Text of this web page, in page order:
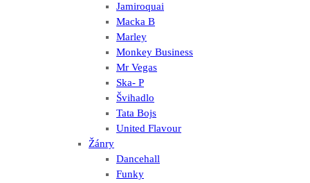
Jamiroquai
Macka B
Marley
Monkey Business
Mr Vegas
Ska- P
Švihadlo
Tata Bojs
United Flavour
Žánry
Dancehall
Funky